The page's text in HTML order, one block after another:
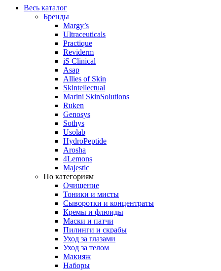
Весь каталог
Бренды
Margy’s
Ultraceuticals
Practique
Reviderm
iS Clinical
Asap
Allies of Skin
Skintellectual
Marini SkinSolutions
Ruken
Genosys
Sothys
Usolab
HydroPeptide
Arosha
4Lemons
Majestic
По категориям
Очищение
Тоники и мисты
Сыворотки и концентраты
Кремы и флюиды
Маски и патчи
Пилинги и скрабы
Уход за глазами
Уход за телом
Макияж
Наборы